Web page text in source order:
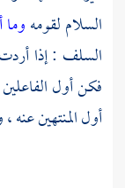
السلام لقومه
السلف : إذا
فكن أول
أول المنتهين عنه